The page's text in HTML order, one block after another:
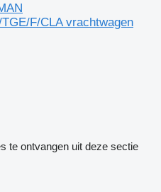
F/CLA vrachtwagen
te ontvangen uit deze sectie